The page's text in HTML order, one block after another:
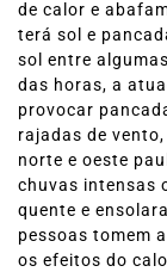
de calor e
terá sol e
sol entre
das horas, a
provocar
rajadas de
norte e oeste
chuvas intensas
quente e
pessoas tomem
os efeitos do